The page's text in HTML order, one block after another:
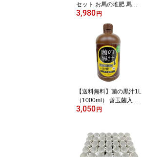
セット お馬の堆肥 馬糞
馬ふん たい肥 堆肥 土壌
改良剤 土壌改良材 土壌
改良 植木鉢 鉢 薔薇 バラ
ばら 園芸 土 ガーデニン
グ 家庭菜園 庭【送料無
3,980 円
【送料無料】菌の黒汁1L
（1000ml） 善玉菌入
（光合成細菌）液体 活力
グ 園芸 家庭菜園 庭 土壌
改良 土壌改良剤 土壌改
良材
3,050 円